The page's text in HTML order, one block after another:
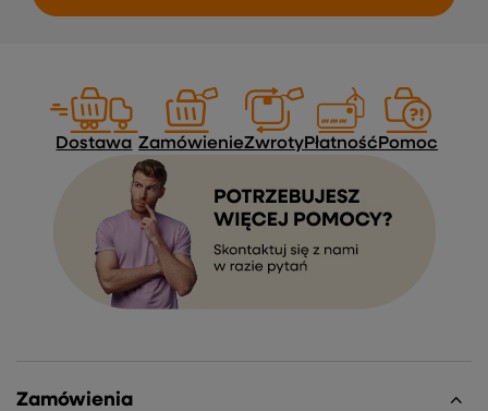
Dostawa ZamówienieZwrotyPłatność Pomoc
Zamówienia